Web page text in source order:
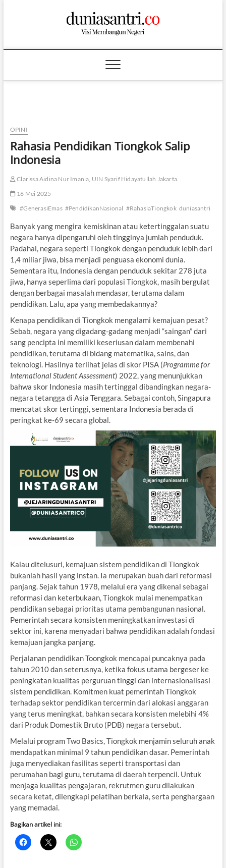
t
o
OPINI
Rahasia Pendidikan Tiongkok Salip
Indonesia
Clarissa Aidina Nur Imania, UIN Syarif Hidayatullah Jakarta.
16 Mei 2025
#GenerasiEmas #PendidikanNasional #RahasiaTiongkok duniasantri
Banyak yang mengira kemiskinan atau ketertinggalan suatu
negara hanya dipengaruhi oleh tingginya jumlah penduduk.
Padahal, negara seperti Tiongkok dengan penduduk lebih dari
1,4 miliar jiwa, bisa menjadi penguasa ekonomi dunia.
Sementara itu, Indonesia dengan penduduk sekitar 278 juta
jiwa, hanya seperlima dari populasi Tiongkok, masih bergulat
dengan berbagai masalah mendasar, terutama dalam
pendidikan. Lalu, apa yang membedakannya?
Kenapa pendidikan di Tiongkok mengalami kemajuan pesat?
Sebab, negara yang digadang-gadang menjadi “saingan” dari
sang pencipta ini memiliki keseriusan dalam membenahi
pendidikan, terutama di bidang matematika, sains, dan
teknologi. Hasilnya terlihat jelas di skor PISA (Programme for
International Student Assessment) 2022, yang menunjukkan
bahwa skor Indonesia masih tertinggal dibandingkan negara-
negara tetangga di Asia Tenggara. Sebagai contoh, Singapura
mencatat skor tertinggi, sementara Indonesia berada di
peringkat ke-69 secara global.
Kalau ditelusuri, kemajuan sistem pendidikan di Tiongkok
bukanlah hasil yang instan. Ia merupakan buah dari reformasi
panjang. Sejak tahun 1978, melalui era yang dikenal sebagai
reformasi dan keterbukaan, Tiongkok mulai menempatkan
pendidikan sebagai prioritas utama pembangunan nasional.
Pemerintah secara konsisten meningkatkan investasi di
sektor ini, karena menyadari bahwa pendidikan adalah fondasi
kemajuan jangka panjang.
Perjalanan pendidikan Toongkok mencapai puncaknya pada
tahun 2010 dan seterusnya, ketika fokus utama bergeser ke
peningkatan kualitas perguruan tinggi dan internasionalisasi
sistem pendidikan. Komitmen kuat pemerintah Tiongkok
terhadap sektor pendidikan tercermin dari alokasi anggaran
yang terus meningkat, bahkan secara konsisten melebihi 4%
dari Produk Domestik Bruto (PDB) negara tersebut.
Melalui program Two Basics, Tiongkok menjamin seluruh anak
mendapatkan minimal 9 tahun pendidikan dasar. Pemerintah
juga menyediakan fasilitas seperti transportasi dan
perumahan bagi guru, terutama di daerah terpencil. Untuk
menjaga kualitas pengajaran, rekrutmen guru dilakukan
secara ketat, dilengkapi pelatihan berkala, serta penghargaan
yang memadai.
Bagikan artikel ini: